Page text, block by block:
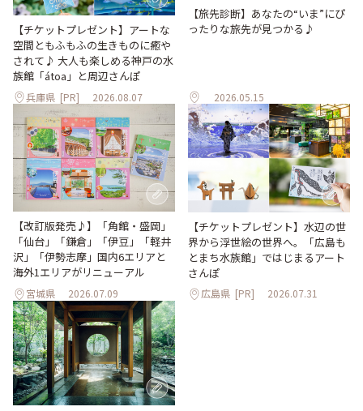
【チケットプレゼント】アートな
空間ともふもふの生きものに癒や
されて♪ 大人も楽しめる神戸の水
族館「átoa」と周辺さんぽ
兵庫県 [PR] 2026.08.07
【旅先診断】あなたの“いま”にぴ
ったりな旅先が見つかる♪
2026.05.15
【改訂版発売♪】「角館・盛岡」
「仙台」「鎌倉」「伊豆」「軽井
沢」「伊勢志摩」国内6エリアと
海外1エリアがリニューアル
宮城県 2026.07.09
【チケットプレゼント】水辺の世
界から浮世絵の世界へ。「広島も
とまち水族館」ではじまるアート
さんぽ
広島県 [PR] 2026.07.31